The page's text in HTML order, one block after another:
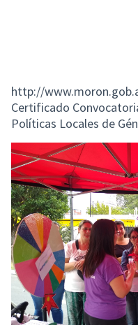
http://
Certificado
Políticas Locales de